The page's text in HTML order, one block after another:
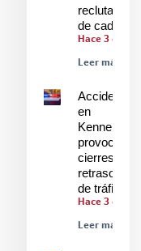
de cadetes
Hace 3 días
Leer más »
Accidente
en
Kenner
provoca
cierres y
retrasos
de tráfico
Hace 3 días
Leer más »